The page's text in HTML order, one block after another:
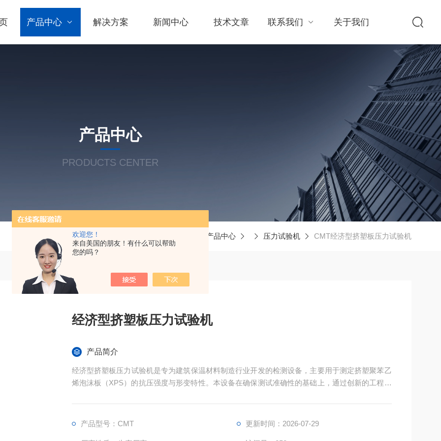
欢迎您！
来自美国的朋友！有什么可以帮助
您的吗？
产品中心 解决方案 新闻中心 技术文章 联系我们 关于我们
产品中心
PRODUCTS CENTER
产品中心 压力试验机 CMT经济型挤塑板压力试验机
经济型挤塑板压力试验机
产品简介
经济型挤塑板压力试验机是专为建筑保温材料制造行业开发的检测设备，主要用于测定挤塑聚苯乙
烯泡沫板（XPS）的抗压强度与形变特性。本设备在确保测试准确性的基础上，通过创新的工程设
产品型号：CMT 更新时间：2026-07-29